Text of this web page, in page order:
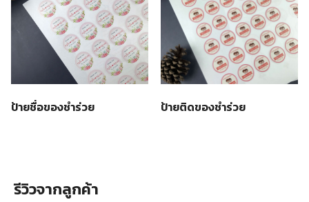
ป้ายชื่อของชำร่วย ป้ายติดของชำร่วย
รีวิวจากลูกค้า